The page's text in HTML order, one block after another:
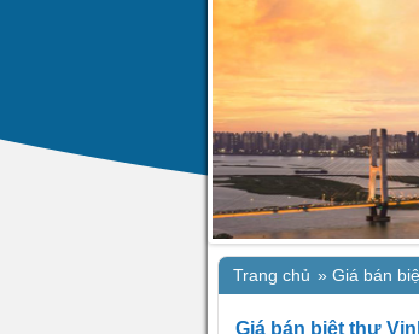
Trang chủ » Giá bán
Giá bán biệt thự